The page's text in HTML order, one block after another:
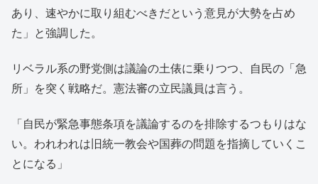
あり、速やかに取り組むべきだという意見が大勢を占め
た」と強調した。
リベラル系の野党側は議論の土俵に乗りつつ、自民の「急
所」を突く戦略だ。憲法審の立民議員は言う。
「自民が緊急事態条項を議論するのを排除するつもりはな
い。われわれは旧統一教会や国葬の問題を指摘していくこ
とになる」